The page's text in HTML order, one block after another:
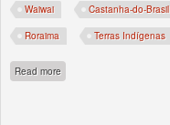
Waiwai Castanha-do-Brasil
Roraima Terras Indígenas
Read more